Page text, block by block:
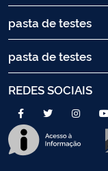
pasta de testes
pasta de testes
REDES SOCIAIS